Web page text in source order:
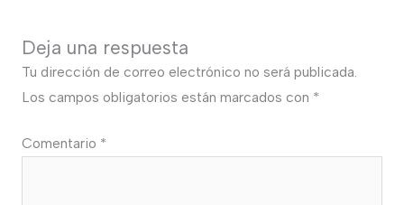
Deja una respuesta
Tu dirección de correo electrónico no será publicada.
Los campos obligatorios están marcados con *
Comentario *